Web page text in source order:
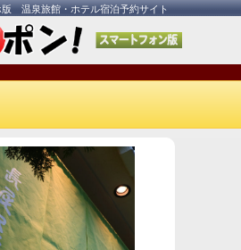
版 温泉旅館・ホテル宿泊予約サイト